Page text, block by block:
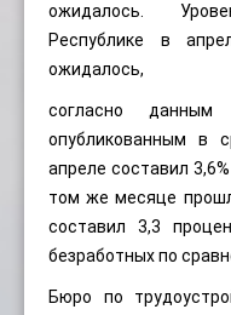
ожидалось.
Республике в
ожидалось,
согласно данным
опубликованным в
апреле составил
том же месяце
составил 3,3
безработных по
Бюро по